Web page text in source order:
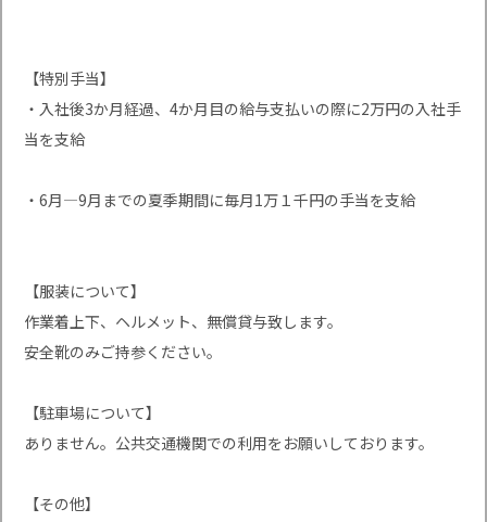
【特別手当】
・入社後3か月経過、4か月目の給与支払いの際に2万円の入社手
当を支給
・6月―9月までの夏季期間に毎月1万１千円の手当を支給
【服装について】
作業着上下、ヘルメット、無償貸与致します。
安全靴のみご持参ください。
【駐車場について】
ありません。公共交通機関での利用をお願いしております。
【その他】